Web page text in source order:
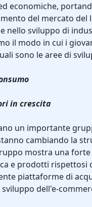
economiche,
del mercato del
nello sviluppo di
il modo in cui i
sono le aree di
in crescita
un importante
cambiando la
mostra una
e prodotti rispettosi
piattaforme di
dell'e-